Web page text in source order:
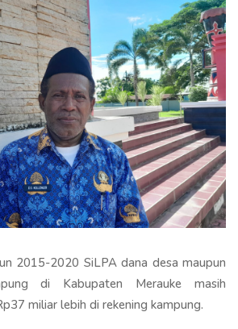
2015-2020 SiLPA dana desa maupun
di Kabupaten Merauke masih
miliar lebih di rekening kampung.